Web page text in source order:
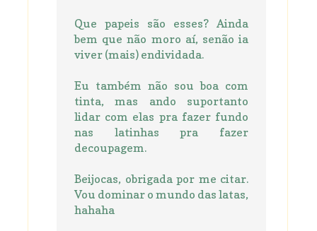
Que papeis são esses? Ainda
bem que não moro aí, senão ia
viver (mais) endividada.
Eu também não sou boa com
tinta, mas ando suportanto
lidar com elas pra fazer fundo
nas latinhas pra fazer
decoupagem.
Beijocas, obrigada por me citar.
Vou dominar o mundo das latas,
hahaha